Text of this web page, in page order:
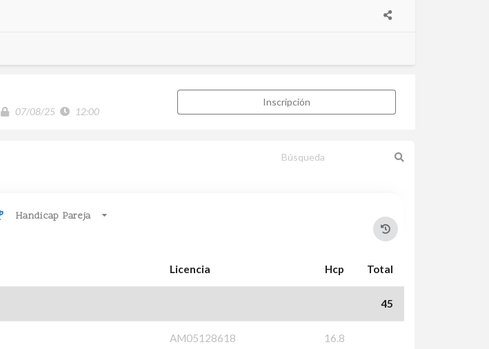
07/08/25 12:00
Inscripción
Handicap Pareja
Licencia Hcp Total
45
AM05128618 16.8